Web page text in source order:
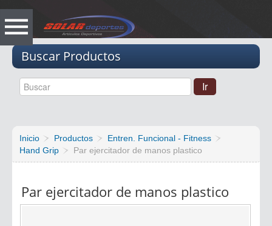
Buscar Productos
Inicio Productos
Entren. Funcional - Fitness
Hand Grip
Par ejercitador de manos plastico
Par ejercitador de manos plastico